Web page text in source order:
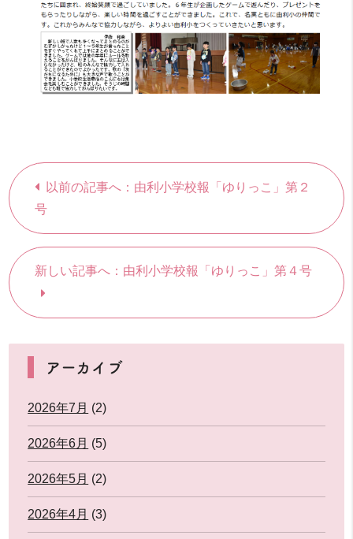
以前の記事へ：由利小学校報「ゆりっこ」第２
号
新しい記事へ：由利小学校報「ゆりっこ」第４号
アーカイブ
2026年7月 (2)
2026年6月 (5)
2026年5月 (2)
2026年4月 (3)